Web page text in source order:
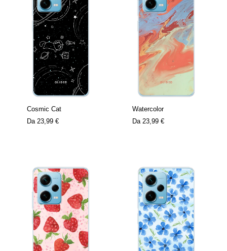
Cosmic Cat
Da 23,99 €
Watercolor
Da 23,99 €